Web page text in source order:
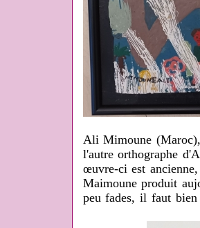
Ali Mimoune
l'autre orthographe
œuvre-ci est
Maimoune produit
peu fades, il faut